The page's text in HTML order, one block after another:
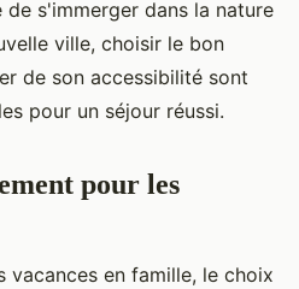
s'immerger dans la nature
ville, choisir le bon
de son accessibilité sont
pour un séjour réussi.
pour les
vacances en famille, le choix